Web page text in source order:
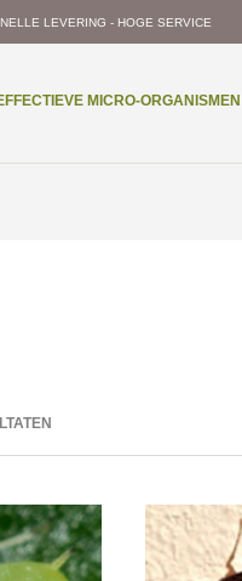
LEVERING - HOGE SERVICE
MICRO-ORGANISMEN